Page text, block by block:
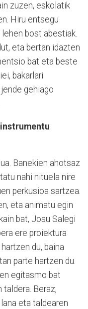
zuzen, eskolatik
Hiru entsegu
bost abestiak.
eta bertan idazten
bat eta beste
bakarlari
gehiago
Banekien ahotsaz
nahi nituela nire
perkusioa sartzea.
eta animatu egin
bat, Josu Salegi
ere proiektura
du, baina
parte hartzen du.
egitasmo bat
Beraz,
eta taldearen